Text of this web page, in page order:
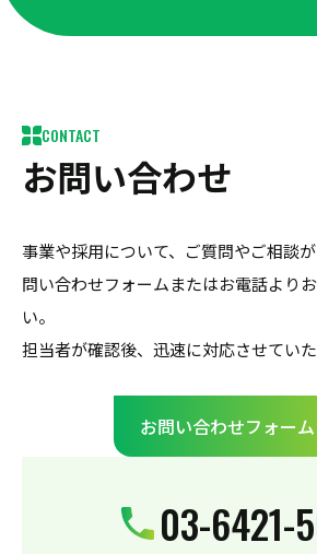
CONTACT
お問い合わせ
事業や採用について、ご質問やご相談が
問い合わせフォームまたはお電話より
い。
担当者が確認後、迅速に対応させていた
お問い合わせフォーム
03-6421-